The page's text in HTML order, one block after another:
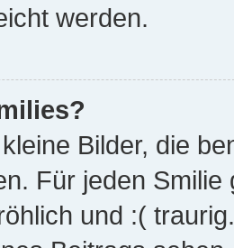
werden.
Bilder, die
Für jeden
und :(